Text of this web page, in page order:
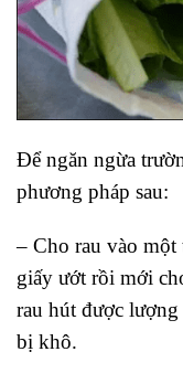
Để ngăn ngừa
phương pháp sau:
– Cho rau vào
giấy ướt rồi mới
rau hút được
bị khô.